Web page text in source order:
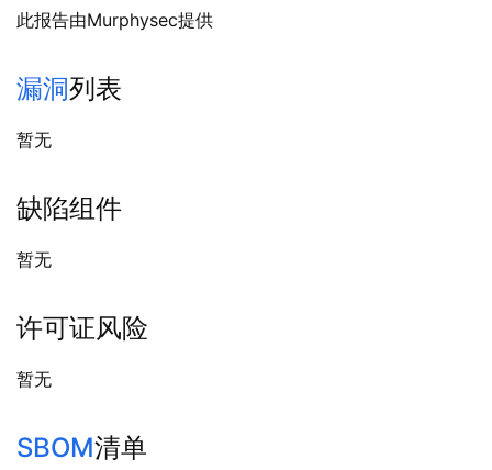
此报告由Murphysec提供
漏洞列表
暂无
缺陷组件
暂无
许可证风险
暂无
SBOM清单